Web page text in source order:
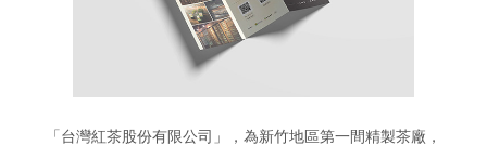
「台灣紅茶股份有限公司」，為新竹地區第一間精製茶廠，